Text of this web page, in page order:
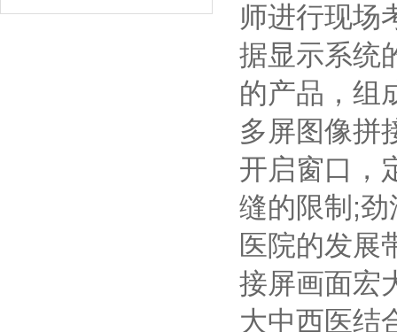
师进行现场
据显示系统
的产品，组
多屏图像拼
开启窗口，
缝的限制;
医院的发展
接屏画面宏
大中西医结